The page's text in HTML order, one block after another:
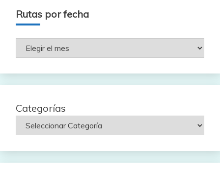
Rutas por fecha
Rutas
por
Categorías